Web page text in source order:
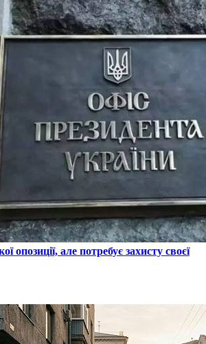
опозиції, але потребує захисту своєї